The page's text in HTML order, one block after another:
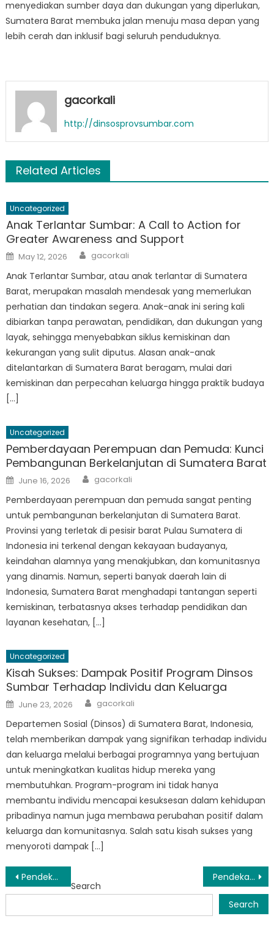
menyediakan sumber daya dan dukungan yang diperlukan,
Sumatera Barat membuka jalan menuju masa depan yang
lebih cerah dan inklusif bagi seluruh penduduknya.
gacorkali
http://dinsosprovsumbar.com
Related Articles
Uncategorized
Anak Terlantar Sumbar: A Call to Action for
Greater Awareness and Support
Posted
on
May 12, 2026 Author
gacorkali
Anak Terlantar Sumbar, atau anak terlantar di Sumatera
Barat, merupakan masalah mendesak yang memerlukan
perhatian dan tindakan segera. Anak-anak ini sering kali
dibiarkan tanpa perawatan, pendidikan, dan dukungan yang
layak, sehingga menyebabkan siklus kemiskinan dan
kekurangan yang sulit diputus. Alasan anak-anak
ditelantarkan di Sumatera Barat beragam, mulai dari
kemiskinan dan perpecahan keluarga hingga praktik budaya
[…]
Uncategorized
Pemberdayaan Perempuan dan Pemuda: Kunci
Pembangunan Berkelanjutan di Sumatera Barat
Posted
on
June 16, 2026 Author
gacorkali
Pemberdayaan perempuan dan pemuda sangat penting
untuk pembangunan berkelanjutan di Sumatera Barat.
Provinsi yang terletak di pesisir barat Pulau Sumatera di
Indonesia ini terkenal dengan kekayaan budayanya,
keindahan alamnya yang menakjubkan, dan komunitasnya
yang dinamis. Namun, seperti banyak daerah lain di
Indonesia, Sumatera Barat menghadapi tantangan seperti
kemiskinan, terbatasnya akses terhadap pendidikan dan
layanan kesehatan, […]
Uncategorized
Kisah Sukses: Dampak Positif Program Dinsos
Sumbar Terhadap Individu dan Keluarga
Posted
on
June 23, 2026 Author
gacorkali
Departemen Sosial (Dinsos) di Sumatera Barat, Indonesia,
telah memberikan dampak yang signifikan terhadap individu
dan keluarga melalui berbagai programnya yang bertujuan
untuk meningkatkan kualitas hidup mereka yang
membutuhkan. Program-program ini tidak hanya
membantu individu mencapai kesuksesan dalam kehidupan
pribadinya namun juga membawa perubahan positif dalam
keluarga dan komunitasnya. Salah satu kisah sukses yang
menyoroti dampak […]
Post
navigation
Pendekatan Inovatif Peningkatan Kesejahteraan Sosial di Sumatera Barat Pendekatan Inovatif Penanggulangan Kemiskinan di Sumatera Barat
Search
Search